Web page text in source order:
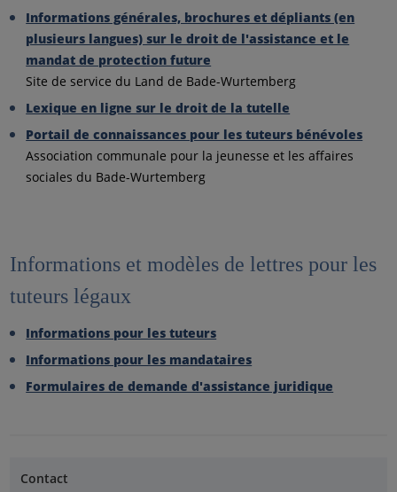
Informations générales, brochures et dépliants (en
plusieurs langues) sur le droit de l'assistance et le
mandat de protection future
Site de service du Land de Bade-Wurtemberg
Lexique en ligne sur le droit de la tutelle
Portail de connaissances pour les tuteurs bénévoles
Association communale pour la jeunesse et les affaires
sociales du Bade-Wurtemberg
Informations et modèles de lettres pour les
tuteurs légaux
Informations pour les tuteurs
Informations pour les mandataires
Formulaires de demande d'assistance juridique
Contact